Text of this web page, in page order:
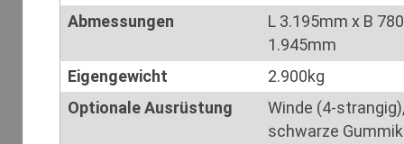
Abmessungen
L 3.195mm x B
1.945mm
Eigengewicht
2.900kg
Optionale Ausrüstung
Winde (4-strangig),
schwarze